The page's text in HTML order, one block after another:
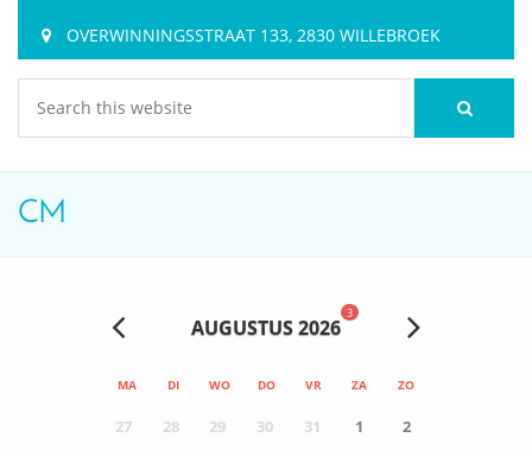
OVERWINNINGSSTRAAT 133, 2830 WILLEBROEK
CM
AUGUSTUS 2026
3
MA DI WO DO VR ZA ZO
27 28 29 30 31 1
2